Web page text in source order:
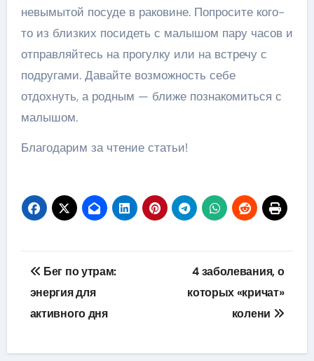
невымытой посуде в раковине. Попросите кого-
то из близких посидеть с малышом пару часов и
отправляйтесь на прогулку или на встречу с
подругами. Давайте возможность себе
отдохнуть, а родным — ближе познакомиться с
малышом.
Благодарим за чтение статьи!
Навигация
по
записям
Бег по утрам:
энергия для
активного дня
4 заболевания, о
которых «кричат»
колени